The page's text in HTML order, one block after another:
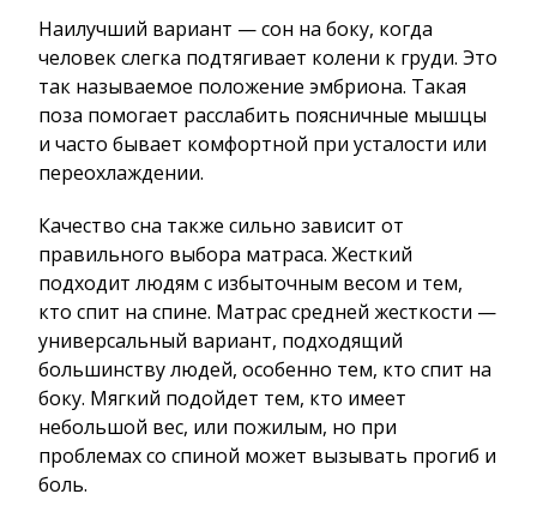
Наилучший вариант — сон на боку, когда
человек слегка подтягивает колени к груди. Это
так называемое положение эмбриона. Такая
поза помогает расслабить поясничные мышцы
и часто бывает комфортной при усталости или
переохлаждении.
Качество сна также сильно зависит от
правильного выбора матраса. Жесткий
подходит людям с избыточным весом и тем,
кто спит на спине. Матрас средней жесткости —
универсальный вариант, подходящий
большинству людей, особенно тем, кто спит на
боку. Мягкий подойдет тем, кто имеет
небольшой вес, или пожилым, но при
проблемах со спиной может вызывать прогиб и
боль.